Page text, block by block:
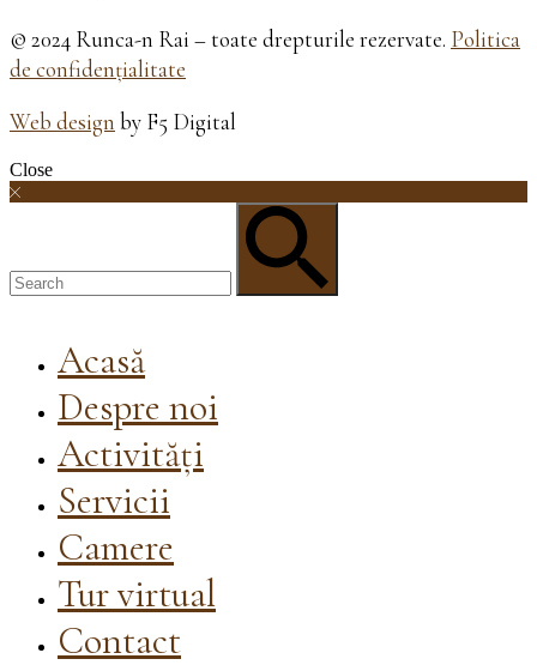
© 2024 Runca-n Rai – toate drepturile rezervate. Politica
de confidențialitate
Web design by F5 Digital
Close
Acasă
Despre noi
Activități
Servicii
Camere
Tur virtual
Contact